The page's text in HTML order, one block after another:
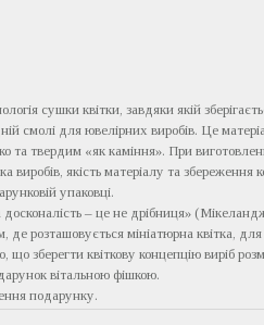
сушки квітки, завдяки якій
смолі для ювелірних виробів. Це
та твердим «як каміння». При
якість матеріалу та збереження
упаковці.
досконалість – це не дрібниця»
де розташовується мініатюрна квітка,
зберегти квіткову концепцію виріб
вітальною фішкою.
подарунку.